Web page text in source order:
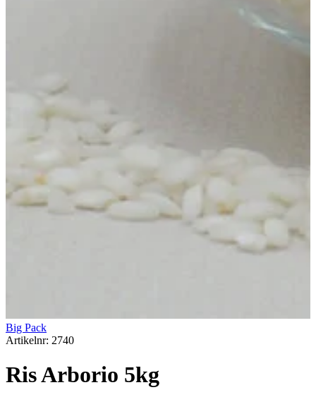
Big Pack
Artikelnr: 2740
Ris Arborio 5kg